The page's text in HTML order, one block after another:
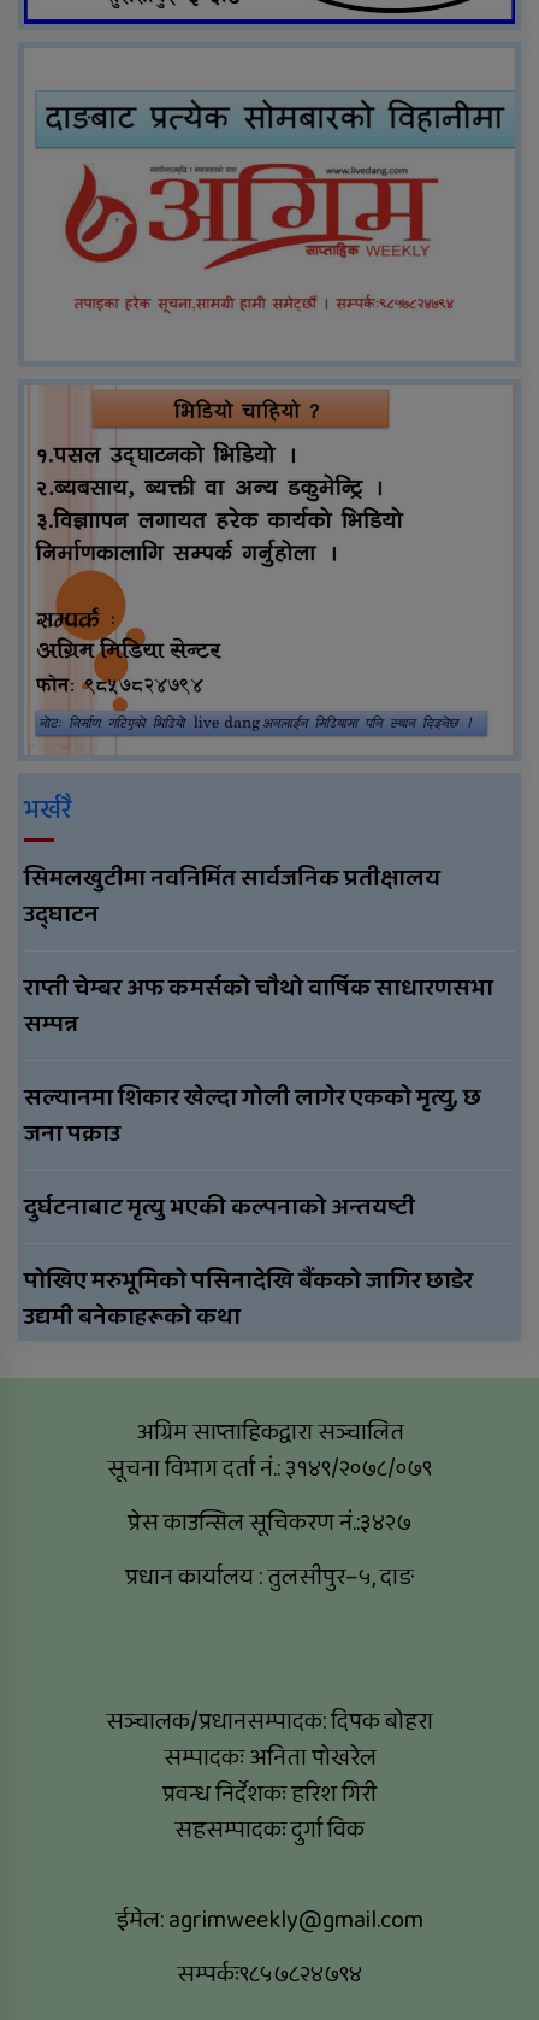
भर्खरै
सिमलखुटीमा नवनिर्मित सार्वजनिक प्रतीक्षालय
उद्घाटन
राप्ती चेम्बर अफ कमर्सको चौथो वार्षिक साधारणसभा
सम्पन्न
सल्यानमा शिकार खेल्दा गोली लागेर एकको मृत्यु, छ
जना पक्राउ
दुर्घटनाबाट मृत्यु भएकी कल्पनाको अन्तयष्टी
पोखिए मरुभूमिको पसिनादेखि बैंकको जागिर छाडेर
उद्यमी बनेकाहरूको कथा
अग्रिम साप्ताहिकद्वारा सञ्चालित
सूचना विभाग दर्ता नं.: ३१४९/२०७८/०७९
प्रेस काउन्सिल सूचिकरण नं.:३४२७
प्रधान कार्यालय : तुलसीपुर–५, दाङ
सञ्चालक/प्रधानसम्पादक: दिपक बोहरा
सम्पादकः अनिता पोखरेल
प्रवन्ध निर्देशकः हरिश गिरी
सहसम्पादकः दुर्गा विक
ईमेल:agrimweekly@gmail.com
सम्पर्कः९८५७८२४७९४